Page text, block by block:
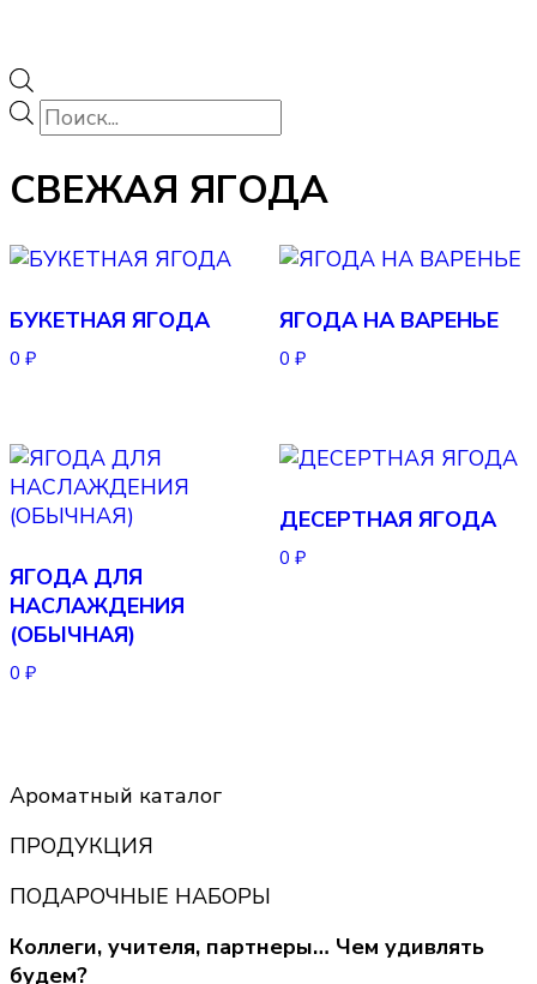
Поиск
товаров
СВЕЖАЯ ЯГОДА
БУКЕТНАЯ ЯГОДА
0 ₽
ЯГОДА НА ВАРЕНЬЕ
0 ₽
ЯГОДА ДЛЯ
НАСЛАЖДЕНИЯ
(ОБЫЧНАЯ)
0 ₽
ДЕСЕРТНАЯ ЯГОДА
0 ₽
Ароматный каталог
ПРОДУКЦИЯ
ПОДАРОЧНЫЕ НАБОРЫ
Коллеги, учителя, партнеры… Чем удивлять
будем?